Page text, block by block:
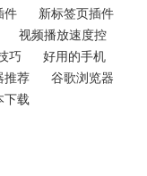
件
新标签页插件
视频播放速度控
巧
好用的手机
推荐
谷歌浏览器
下载